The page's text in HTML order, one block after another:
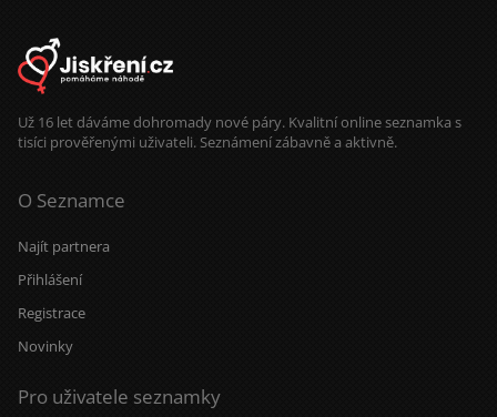
Už 16 let dáváme dohromady nové páry. Kvalitní online seznamka s
tisíci prověřenými uživateli. Seznámení zábavně a aktivně.
O Seznamce
Najít partnera
Přihlášení
Registrace
Novinky
Pro uživatele seznamky